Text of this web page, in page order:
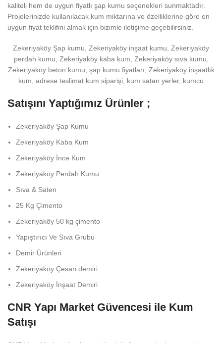
kaliteli hem de uygun fiyatlı şap kumu seçenekleri sunmaktadır.
Projelerinizde kullanılacak kum miktarına ve özelliklerine göre en
uygun fiyat teklifini almak için bizimle iletişime geçebilirsiniz.
Zekeriyaköy Şap kumu, Zekeriyaköy inşaat kumu, Zekeriyaköy
perdah kumu, Zekeriyaköy kaba kum, Zekeriyaköy sıva kumu,
Zekeriyaköy beton kumu, şap kumu fiyatları, Zekeriyaköy inşaatlık
kum, adrese teslimat kum siparişi, kum satan yerler, kumcu
Satışını Yaptığımız Ürünler ;
Zekeriyaköy Şap Kumu
Zekeriyaköy Kaba Kum
Zekeriyaköy İnce Kum
Zekeriyaköy Perdah Kumu
Sıva & Saten
25 Kg Çimento
Zekeriyaköy 50 kg çimento
Yapıştırıcı Ve Sıva Grubu
Demir Ürünleri
Zekeriyaköy Çesan demiri
Zekeriyaköy İnşaat Demiri
CNR Yapı Market Güvencesi ile Kum
Satışı